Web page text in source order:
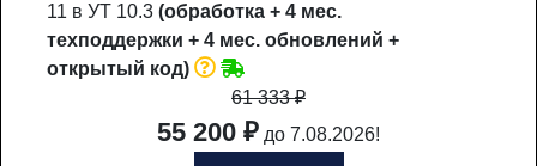
11 в УТ 10.3 (обработка + 4 мес.
техподдержки + 4 мес. обновлений +
открытый код)
61 333₽
55 200 ₽ до 7.08.2026!